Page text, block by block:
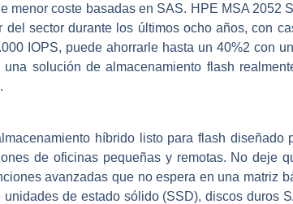
menor coste basadas en SAS. HPE MSA 2052
sector durante los últimos ocho años, con
IOPS, puede ahorrarle hasta un 40%2 con
solución de almacenamiento flash
híbrido listo para flash diseñado
de oficinas pequeñas y remotas. No deje
avanzadas que no espera en una matriz
de estado sólido (SSD), discos duros